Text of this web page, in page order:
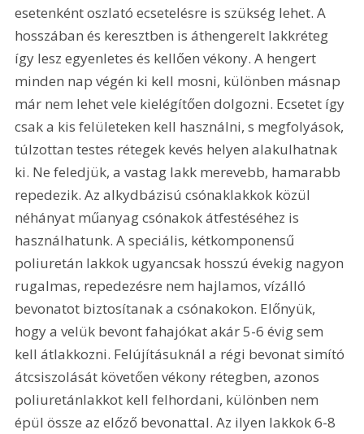
esetenként oszlató ecsetelésre is szükség lehet. A
hosszában és keresztben is áthengerelt lakkréteg
így lesz egyenletes és kellően vékony. A hengert
minden nap végén ki kell mosni, különben másnap
már nem lehet vele kielégítően dolgozni. Ecsetet így
csak a kis felületeken kell használni, s megfolyások,
túlzottan testes rétegek kevés helyen alakulhatnak
ki. Ne feledjük, a vastag lakk merevebb, hamarabb
repedezik. Az alkydbázisú csónaklakkok közül
néhányat műanyag csónakok átfestéséhez is
használhatunk. A speciális, kétkomponensű
poliuretán lakkok ugyancsak hosszú évekig nagyon
rugalmas, repedezésre nem hajlamos, vízálló
bevonatot biztosítanak a csónakokon. Előnyük,
hogy a velük bevont fahajókat akár 5-6 évig sem
kell átlakkozni. Felújításuknál a régi bevonat simító
átcsiszolását követően vékony rétegben, azonos
poliuretánlakkot kell felhordani, különben nem
épül össze az előző bevonattal. Az ilyen lakkok 6-8